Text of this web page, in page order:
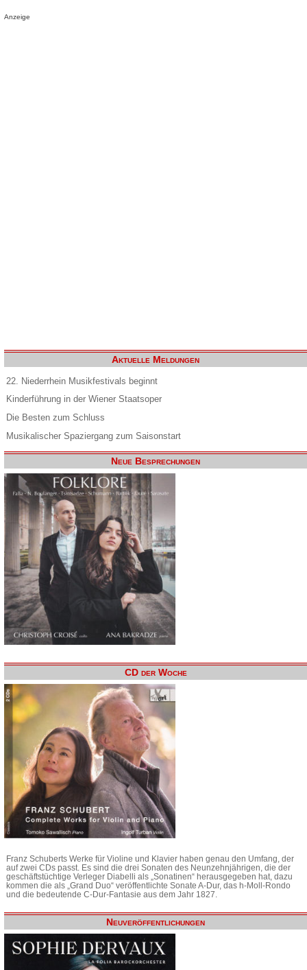
Anzeige
Aktuelle Meldungen
22. Niederrhein Musikfestivals beginnt
Kinderführung in der Wiener Staatsoper
Die Besten zum Schluss
Musikalischer Spaziergang zum Saisonstart
Neue Besprechungen
CD der Woche
Franz Schuberts Werke für Violine und Klavier haben genau den Umfang, der
auf zwei CDs passt. Es sind die drei Sonaten des Neunzehnjährigen, die der
geschäftstüchtige Verleger Diabelli als „Sonatinen“ herausgegeben hat, dazu
kommen die als „Grand Duo“ veröffentlichte Sonate A-Dur, das h-Moll-Rondo
und die bedeutende C-Dur-Fantasie aus dem Jahr 1827.
Neuveröffentlichungen